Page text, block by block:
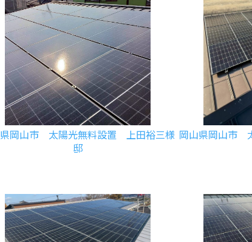
岡山市 太陽光無料設置 上田裕三様
邸
岡山県岡山市